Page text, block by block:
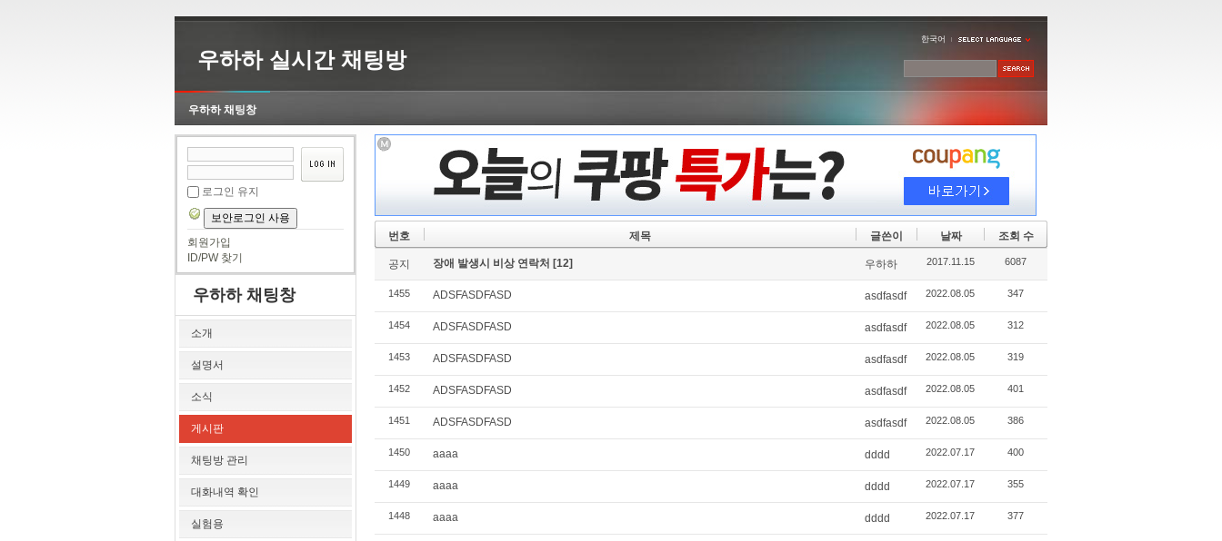
우하하 실시간 채팅방
한국어
우하하 채팅창
로그인 유지
보안로그인 사용
회원가입
ID/PW 찾기
우하하 채팅창
소개
설명서
소식
게시판
채팅방 관리
대화내역 확인
실험용
번호 제목 글쓴이 날짜 조회 수
공지 장애 발생시 비상 연락처 [12] 우하하 2017.11.15 6087
1455 ADSFASDFASD asdfasdf 2022.08.05 347
1454 ADSFASDFASD asdfasdf 2022.08.05 312
1453 ADSFASDFASD asdfasdf 2022.08.05 319
1452 ADSFASDFASD asdfasdf 2022.08.05 401
1451 ADSFASDFASD asdfasdf 2022.08.05 386
1450 aaaa dddd 2022.07.17 400
1449 aaaa dddd 2022.07.17 355
1448 aaaa dddd 2022.07.17 377